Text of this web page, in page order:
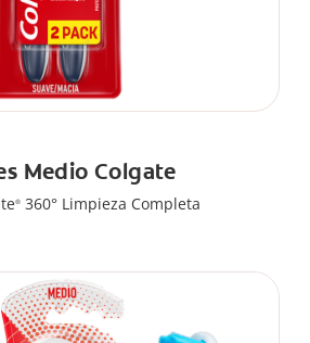
Medio Colgate
® 360° Limpieza Completa